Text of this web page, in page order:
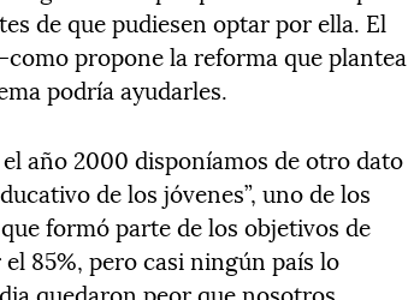
de que pudiesen optar por ella. El
propone la reforma que plantea
podría ayudarles.
año 2000 disponíamos de otro dato
de los jóvenes”, uno de los
formó parte de los objetivos de
85%, pero casi ningún país lo